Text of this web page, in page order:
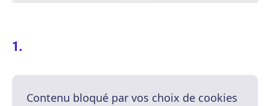
Contenu bloqué par vos choix de cookies